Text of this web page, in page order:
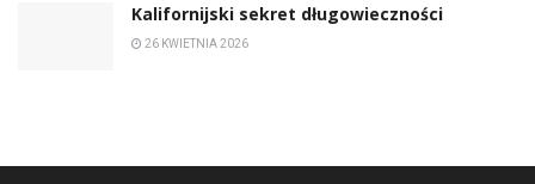
Kalifornijski sekret długowieczności
26 KWIETNIA 2026